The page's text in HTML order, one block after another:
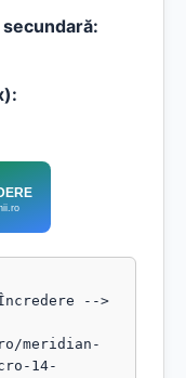
-->
meridian-
14-